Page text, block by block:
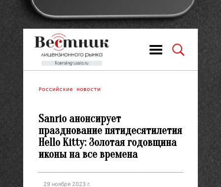
Российские новости
Sanrio анонсирует
празднование пятидесятилетия
Hello Kitty: Золотая годовщина
иконы на все времена
29 ноября 2023 г.